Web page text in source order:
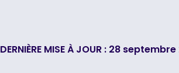
DERNIÈRE MISE À JOUR : 28